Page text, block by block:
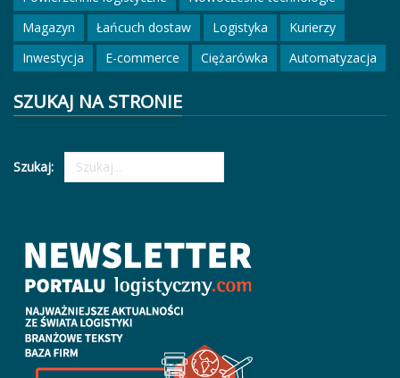
Magazyn
Łańcuch dostaw Logistyka
Kurierzy
Inwestycja
E-commerce Ciężarówka Automatyzacja
SZUKAJ NA STRONIE
Szukaj: